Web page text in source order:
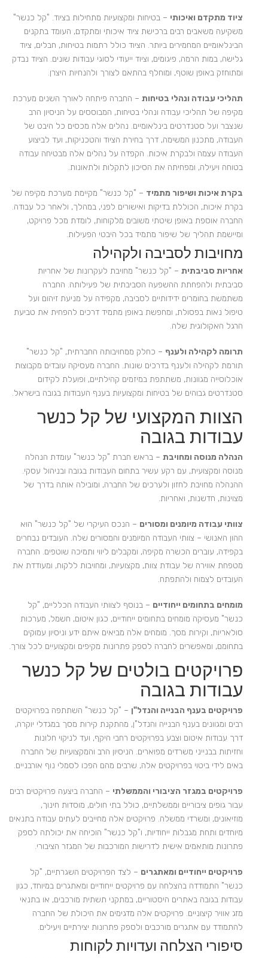
ציוד מתקדם ואיכותי – בטיחות ומקצועיות מתחילות בציוד. "קל כנשר"
משקיעה משאבים רבים ברכישת ציוד איכותי ומתקדם, העומד בתקנים
הבינלאומיים המחמירים ביותר. הציוד כולל רתמות בטיחות, חבלים, ציוד
גלישה, במות הרמה, פיגומים, וציוד ייעודי לסוגי עבודות שונים. הציוד נבדק
ומתוחזק באופן שוטף, ומוחלף בהתאם לצורך ולהנחיות היצרן.
תהליכי עבודה ונהלי בטיחות – החברה פיתחה לאורך השנים מערכת
מקיפה של תהליכי עבודה ונהלי בטיחות, המבוססים על הניסיון הרב
שנצבר ועל סטנדרטים בינלאומיים. נהלים אלה מכסים כל היבט של
העבודה, מתכנון המשימה, דרך בחירת הציוד והטכניקות, ועד לביצוע
העבודה עצמה ולבקרת איכות. הקפדה על נהלים אלה מבטיחה עבודה
בטוחה ויעילה, ומפחיתה את הסיכון לתקלות ולתאונות.
בקרת איכות ושיפור מתמיד – "קל כנשר" מקיימת מערכת מקיפה של
בקרת איכות, הכוללת בדיקות ואישורים לפני, במהלך, ולאחר כל עבודה.
החברה אוספת באופן שיטתי משובים מלקוחות, לומדת מכל פרויקט,
ומיישמת תהליך של שיפור מתמיד בכל היבטי הפעילות.
מחויבות לסביבה ולקהילה
אחריות סביבתית – "קל כנשר" מחויבת לעקרונות של אחריות
סביבתית ולהפחתת ההשפעה הסביבתית של פעילותה. החברה
משתמשת בחומרים ידידותיים לסביבה, מקפידה על מניעת זיהום ועל
טיפול נאות בפסולת, ומחפשת באופן מתמיד דרכים להפחית את טביעת
הרגל האקולוגית שלה.
תרומה לקהילה ולענף – כחלק ממחויבותה החברתית, "קל כנשר"
תורמת לקהילה ולענף בדרכים שונות. החברה מעסיקה עובדים מקבוצות
אוכלוסייה מגוונות, משתתפת במיזמים קהילתיים, ופועלת לקידום
סטנדרטים גבוהים של בטיחות ומקצועיות בענף העבודות בגובה בישראל.
הצוות המקצועי של קל כנשר
עבודות בגובה
הנהלה מנוסה ומחויבת – בראש חברת "קל כנשר" עומדת הנהלה
מנוסה ומקצועית, עם רקע עשיר בתחום העבודות בגובה ובניהול עסקי.
ההנהלה מחויבת לחזון ולערכים של החברה, ומובילה אותה בדרך של
מצוינות, חדשנות, ואחריות.
צוותי עבודה מיומנים ומסורים – הנכס העיקרי של "קל כנשר" הוא
ההון האנושי – צוותי העבודה המיומנים והמסורים שלה. העובדים נבחרים
בקפידה, עוברים הכשרה מקיפה, ומקבלים ליווי ותמיכה שוטפים. החברה
מטפחת אווירה של עבודת צוות, מקצועיות, ומחויבות ללקוח, ומעודדת את
העובדים לצמוח ולהתפתח.
מומחים בתחומים ייחודיים – בנוסף לצוותי העבודה הכלליים, "קל
כנשר" מעסיקה מומחים בתחומים ייחודיים, כגון איטום, חשמל, מערכות
סולאריות, וקירות מסך. מומחים אלה מביאים איתם ידע וניסיון עמוקים
בתחומם, ומאפשרים לחברה לספק פתרונות מקיפים ומקצועיים לכל צורך.
פרויקטים בולטים של קל כנשר
עבודות בגובה
פרויקטים בענף הבנייה והנדל"ן – "קל כנשר" השתתפה בפרויקטים
רבים ומגוונים בענף הבנייה והנדל"ן, מהתקנת קירות מסך במגדלי יוקרה,
דרך עבודות איטום וצבע בפרויקטים רחבי היקף, ועד לניקוי חלונות
וחזיתות בבנייני משרדים מפוארים. הניסיון הרב והמקצועיות של החברה
באים לידי ביטוי בפרויקטים אלה, שרבים מהם הפכו לסמלי נוף אורבניים.
פרויקטים במגזר הציבורי והממשלתי – החברה ביצעה פרויקטים רבים
עבור גופים ציבוריים וממשלתיים, כולל בתי חולים, מוסדות חינוך,
מוזיאונים, ומשרדי ממשלה. פרויקטים אלה מחייבים לעתים עבודה בתנאים
מיוחדים ותחת מגבלות ייחודיות, ו"קל כנשר" הוכיחה את יכולתה לספק
פתרונות מותאמים אישית לדרישות המורכבות של המגזר הציבורי.
פרויקטים ייחודיים ומאתגרים – לצד הפרויקטים השגרתיים, "קל
כנשר" התמודדה בהצלחה עם פרויקטים ייחודיים ומאתגרים במיוחד, כגון
עבודות בגובה באתרים היסטוריים, במתקני תשתית מורכבים, או בתנאי
מזג אוויר קיצוניים. פרויקטים אלה מדגימים את היכולת של החברה
להתמודד עם אתגרים מורכבים ולספק פתרונות יצירתיים ויעילים.
סיפורי הצלחה ועדויות לקוחות